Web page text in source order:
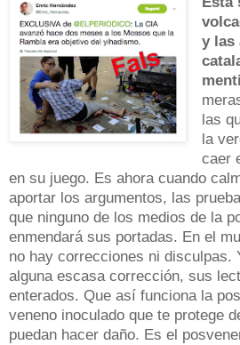
y las
las
la
caer
en su juego. Es ahora cuando
aportar los argumentos, las
que ninguno de los medios de la
enmendará sus portadas. En el
no hay correcciones ni disculpas.
alguna escasa corrección, sus
enterados. Que así funciona la
veneno inoculado que te protege
puedan hacer daño. Es el